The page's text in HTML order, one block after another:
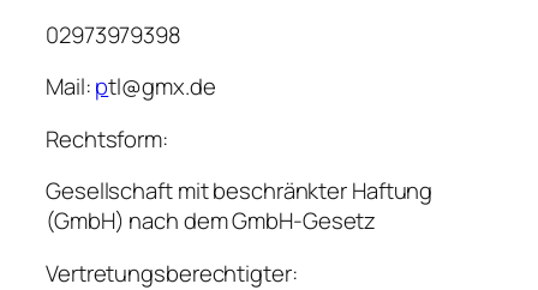
02973979398
Mail:ptl@gmx.de
Rechtsform:
Gesellschaft mit beschränkter Haftung
(GmbH) nach dem GmbH-Gesetz
Vertretungsberechtigter: